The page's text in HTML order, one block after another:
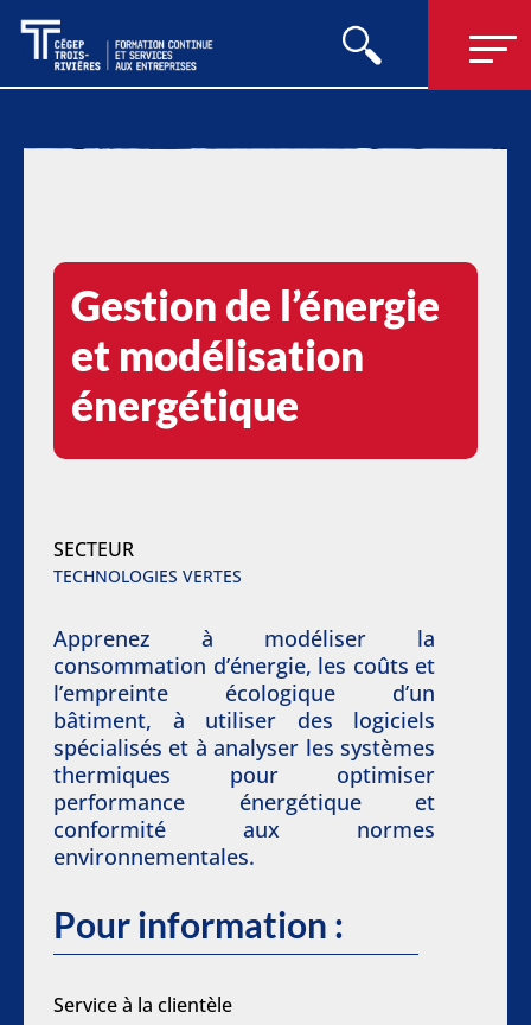
Gestion de l’énergie
et modélisation
énergétique
SECTEUR
TECHNOLOGIES VERTES
Apprenez à modéliser la
consommation d’énergie, les coûts et
l’empreinte écologique d’un
bâtiment, à utiliser des logiciels
spécialisés et à analyser les systèmes
thermiques pour optimiser
performance énergétique et
conformité aux normes
environnementales.
Pour information :
Service à la clientèle